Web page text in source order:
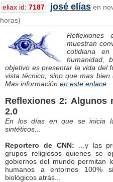
eliax id: 7187 josé elías en
horas)
muestran
cotidiana
humanidad,
objetivo es presentar la vida del
vista técnico, sino que mas
Mas información en este enlace
Reflexiones 2: Algunos
2.0
En los días en que se inicia
sintéticos...
Reportero de CNN: ...y las
grupos religiosos quienes se
gobiernos del mundo permitan
humanos a entornos 100%
biológicos atrás...